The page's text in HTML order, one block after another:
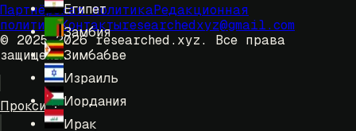
Египет
Замбия
Зимбабве
Израиль
Иордания
Ирак
Партнёрская политикаРедакционная
политикаКонтактыresearchedxyz@gmail.com
© 2025-2026 researched.xyz. Все права
защищены.
Прокси